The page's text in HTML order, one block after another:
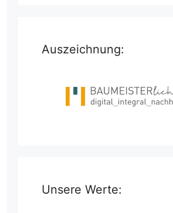
Auszeichnung:
Unsere Werte: